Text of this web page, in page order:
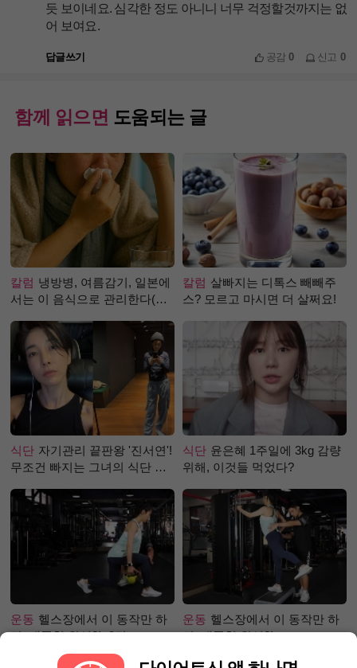
듯 보이네요. 심각한 정도 아니니 너무 걱정할것까지는 없
어 보여요.
답글쓰기 공감0 신고 0
함께 읽으면 도움되는 글
칼럼 냉방병, 여름감기, 일본에
서는 이 음식으로 관리한다(생
칼럼 살빠지는 디톡스 빼빼주
스? 모르고 마시면 더 살쩌요!
식단 자기관리 끝판왕 '진서연'!
무조건 빠지는 그녀의 식단 정
식단 윤은혜 1주일에 3kg 감량
위해, 이것들 먹었다?
운동 헬스장에서 이 동작만 하
면, 애플힙 완성?! -2탄-
운동 헬스장에서 이 동작만 하
면, 애플힙 완성?!